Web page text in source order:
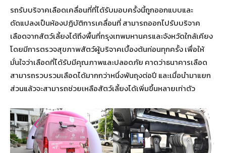
รถรับบริจาคเลือดเคลื่อนที่ที่ได้รับมอบครั้งนี้ถูกออกแบบและ
ดัดแปลงเป็นห้องปฏิบัติการเคลื่อนที่ สามารถออกไปรับบริจาค
เลือดจากสัตว์เลี้ยงได้ถึงพื้นที่กรุงเทพมหานครและจังหวัดใกล้เคียง
โดยมีการตรวจสุขภาพสัตว์ผู้บริจาคเบื้องต้นก่อนทุกครั้ง เพื่อให้
มั่นใจว่าเลือดที่ได้รับมีคุณภาพและปลอดภัย คาดว่าธนาคารเลือด
สามารถรวบรวมเลือดได้มากกว่าหนึ่งพันถุงต่อปี และเมื่อนำมาแยก
ส่วนแล้วจะสามารถช่วยเหลือสัตว์เลี้ยงได้เพิ่มขึ้นหลายเท่าตัว